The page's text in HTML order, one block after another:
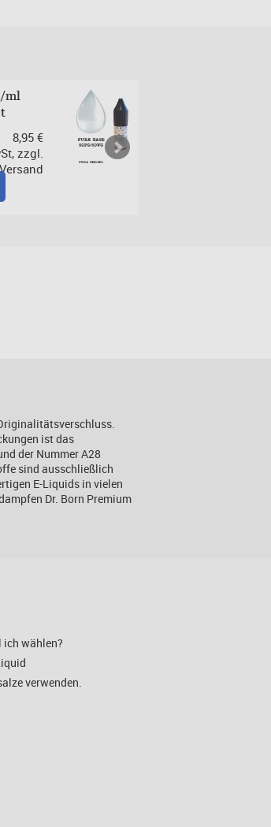
ml
8,95 €
zzgl.
ist das
der Nummer A28
sind ausschließlich
E-Liquids in vielen
Dr. Born Premium
wählen?
verwenden.